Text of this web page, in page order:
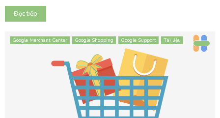
Đọc tiếp
Google Merchant Center Google Shopping Google Support Tài liệu